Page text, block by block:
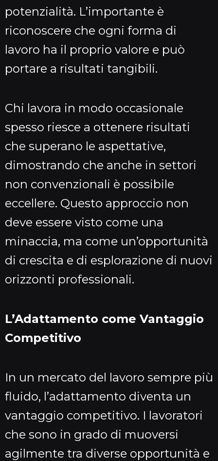
potenzialità. L’importante è
riconoscere che ogni forma di
lavoro ha il proprio valore e può
portare a risultati tangibili.
Chi lavora in modo occasionale
spesso riesce a ottenere risultati
che superano le aspettative,
dimostrando che anche in settori
non convenzionali è possibile
eccellere. Questo approccio non
deve essere visto come una
minaccia, ma come un’opportunità
di crescita e di esplorazione di nuovi
orizzonti professionali.
L’Adattamento come Vantaggio
Competitivo
In un mercato del lavoro sempre più
fluido, l’adattamento diventa un
vantaggio competitivo. I lavoratori
che sono in grado di muoversi
agilmente tra diverse opportunità e